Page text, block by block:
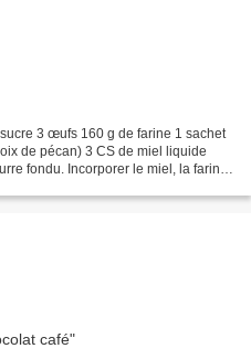
3 œufs 160 g de farine 1 sachet
de pécan) 3 CS de miel liquide
fondu. Incorporer le miel, la farine,